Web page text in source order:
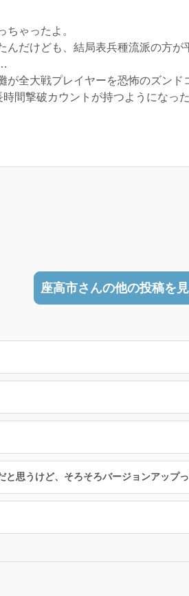
ゃったよ。
だけども、結局表兵種流派の方が
全大戦プレイヤーを恐怖のズンド
間撃破カウントが持つようになっ
座高市さんの他の投稿を
思うけど、そろそろバージョンアップ